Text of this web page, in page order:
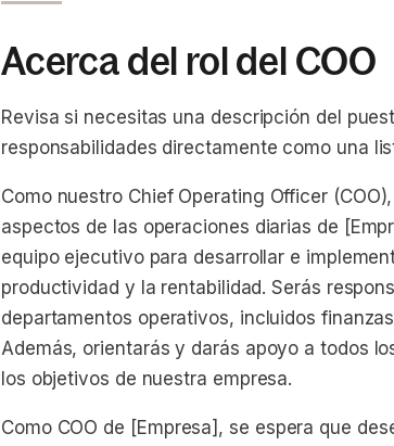
Acerca del rol del COO
Revisa si necesitas una descripción del
responsabilidades directamente como una
Como nuestro Chief Operating Officer
aspectos de las operaciones diarias de
equipo ejecutivo para desarrollar e
productividad y la rentabilidad. Serás
departamentos operativos, incluidos
Además, orientarás y darás apoyo a todos
los objetivos de nuestra empresa.
Como COO de [Empresa], se espera que